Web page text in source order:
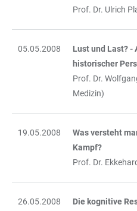
Prof. Dr. Ulrich
05.05.2008
Lust und Last? -
historischer
Prof. Dr.
Medizin)
19.05.2008
Was versteht
Kampf?
Prof. Dr.
26.05.2008
Die kognitive